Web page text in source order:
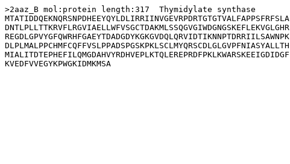
>2aaz_B mol:protein length:317  Thymidylate synthase
MTATIDDQEKNQRSNPDHEEYQYLDLIRRIINVGEVRPDRTGTGTVALFAPPSFRFSLA
DNTLPLLTTKRVFLRGVIAELLWFVSGCTDAKMLSSQGVGIWDGNGSKEFLEKVGLGHR
REGDLGPVYGFQWRHFGAEYTDADGDYKGKGVDQLQRVIDTIKNNPTDRRIILSAWNPK
DLPLMALPPCHMFCQFFVSLPPADSPGSKPKLSCLMYQRSCDLGLGVPFNIASYALLTH
MIALITDTEPHEFILQMGDAHVYRDHVEPLKTQLEREPRDFPKLKWARSKEEIGDIDGF